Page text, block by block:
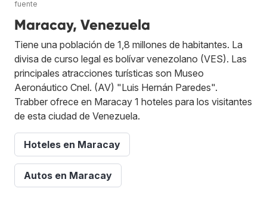
fuente
Maracay, Venezuela
Tiene una población de 1,8 millones de habitantes. La
divisa de curso legal es bolívar venezolano (VES). Las
principales atracciones turísticas son Museo
Aeronáutico Cnel. (AV) "Luis Hernán Paredes".
Trabber ofrece en Maracay 1 hoteles para los visitantes
de esta ciudad de Venezuela.
Hoteles en Maracay
Autos en Maracay